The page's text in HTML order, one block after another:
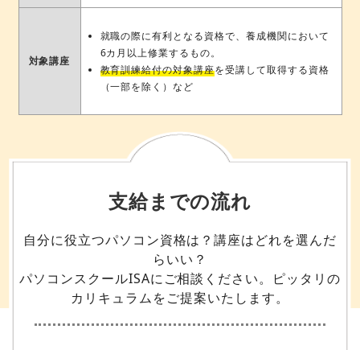
対象講座
就職の際に有利となる資格で、養成機関において
6カ月以上修業するもの。
教育訓練給付の対象講座を受講して取得する資格
（一部を除く）など
支給までの流れ
自分に役立つパソコン資格は？講座はどれを選んだ
らいい？
パソコンスクールISAにご相談ください。ピッタリの
カリキュラムをご提案いたします。